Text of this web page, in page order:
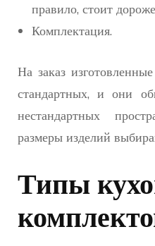
правило, стоит
Комплектация.
На заказ
стандартных, и они
нестандартных
размеры изделий
Типы